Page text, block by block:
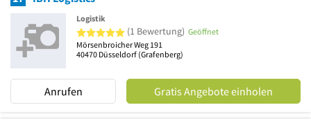
Logistik
5 von 5 Sternen
(1 Bewertung) Geöffnet
Mörsenbroicher Weg 191
40470 Düsseldorf (Grafenberg)
Anrufen Gratis Angebote einholen